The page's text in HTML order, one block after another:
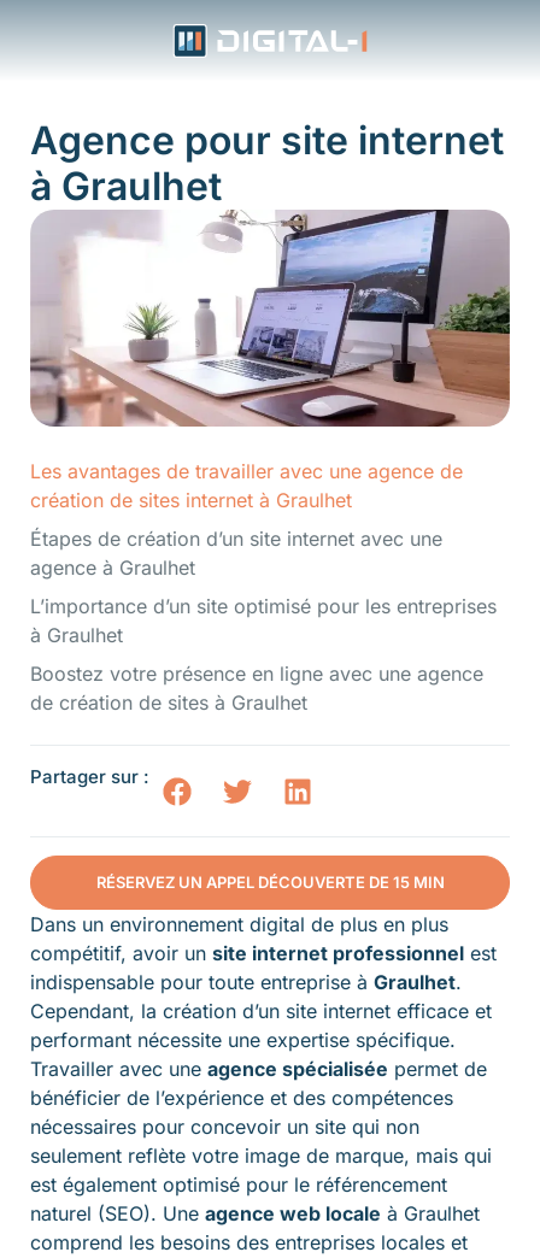
Agence pour site internet
à Graulhet
Les avantages de travailler avec une agence de
création de sites internet à Graulhet
Étapes de création d’un site internet avec une
agence à Graulhet
L’importance d’un site optimisé pour les entreprises
à Graulhet
Boostez votre présence en ligne avec une agence
de création de sites à Graulhet
Partager sur :
RÉSERVEZ UN APPEL DÉCOUVERTE DE 15 MIN
Dans un environnement digital de plus en plus
compétitif, avoir un site internet professionnel est
indispensable pour toute entreprise à Graulhet.
Cependant, la création d’un site internet efficace et
performant nécessite une expertise spécifique.
Travailler avec une agence spécialisée permet de
bénéficier de l’expérience et des compétences
nécessaires pour concevoir un site qui non
seulement reflète votre image de marque, mais qui
est également optimisé pour le référencement
naturel (SEO). Une agence web locale à Graulhet
comprend les besoins des entreprises locales et